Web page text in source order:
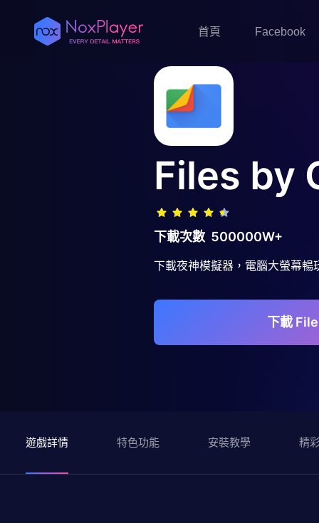
首頁 Facebook
Files by
下載次數 500000W+
下載夜神模擬器，電腦大螢幕
下載
遊戲詳情 特色功能 安裝教學 精